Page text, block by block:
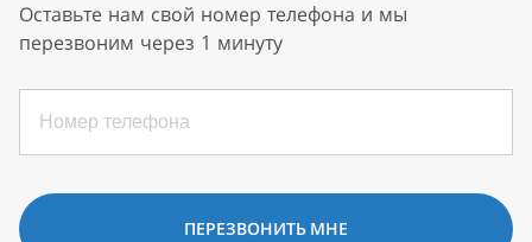
Оставьте нам свой номер телефона и мы
перезвоним через 1 минуту
ПЕРЕЗВОНИТЬ МНЕ